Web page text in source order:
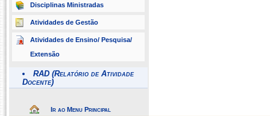
Disciplinas Ministradas
Atividades de Gestão
Atividades de Ensino/ Pesquisa/
Extensão
RAD (Relatório de Atividade
Docente)
Ir ao Menu Principal